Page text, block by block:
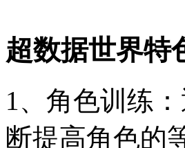
超数据世界特
1、角色训练
断提高角色的